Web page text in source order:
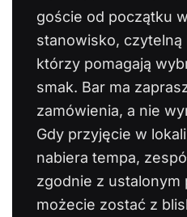
goście od początku
stanowisko, czytelną
którzy pomagają
smak. Bar ma
zamówienia, a nie
Gdy przyjęcie w
nabiera tempa,
zgodnie z ustalonym
możecie zostać z